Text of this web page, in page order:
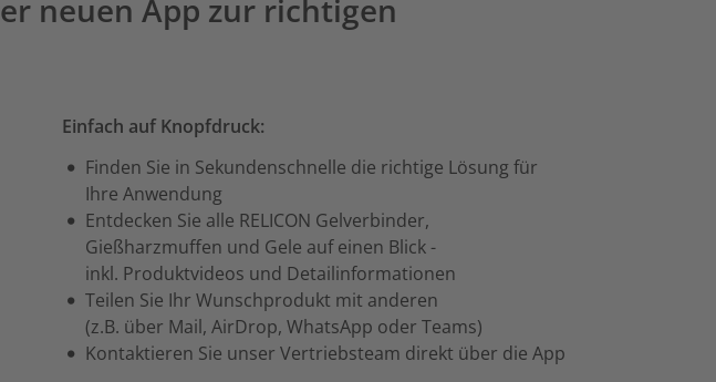
neuen App zur richtigen
Einfach auf Knopfdruck:
Finden Sie in Sekundenschnelle die richtige Lösung für
Ihre Anwendung
Entdecken Sie alle RELICON Gelverbinder,
Gießharzmuffen und Gele auf einen Blick -
inkl. Produktvideos und Detailinformationen
Teilen Sie Ihr Wunschprodukt mit anderen
(z.B. über Mail, AirDrop, WhatsApp oder Teams)
Kontaktieren Sie unser Vertriebsteam direkt über die App